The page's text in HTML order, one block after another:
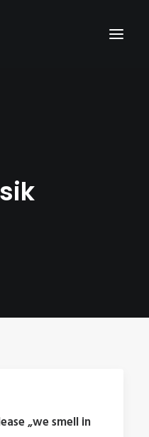
„we smell in